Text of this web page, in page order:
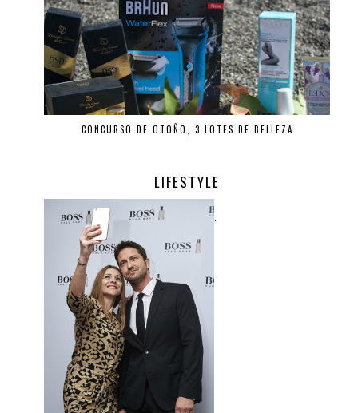
CONCURSO DE OTOÑO, 3 LOTES DE BELLEZA
LIFESTYLE
.